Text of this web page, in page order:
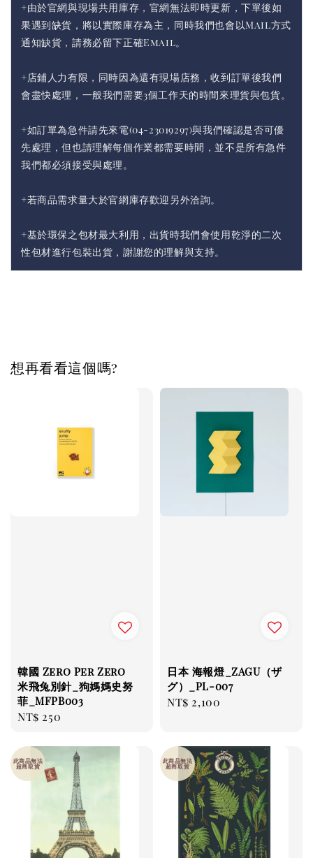
+由於官網與現場共用庫存，官網無法即時更新，下單後如
果遇到缺貨，將以實際庫存為主，同時我們也會以Mail方式
通知缺貨，請務必留下正確Email。
+店鋪人力有限，同時因為還有現場店務，收到訂單後我們
會盡快處理，一般我們需要3個工作天的時間來理貨與包貨。
+如訂單為急件請先來電(04-23019297)與我們確認是否可優
先處理，但也請理解每個作業都需要時間，並不是所有急件
我們都必須接受與處理。
+若商品需求量大於官網庫存歡迎另外洽詢。
+基於環保之包材最大利用，出貨時我們會使用乾淨的二次
性包材進行包裝出貨，謝謝您的理解與支持。
想再看看這個嗎?
韓國 Zero Per Zero
米飛兔別針_狗媽媽史努
菲_MFPB003
Regular
NT$ 250
日本 海報燈_ZAGU（ザ
グ）_PL-007
Regular
NT$ 2,100
此商品無法
超商取貨
此商品無法
超商取貨